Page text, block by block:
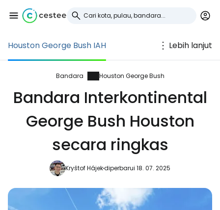
Houston George Bush IAH Lebih lanjut
Bandara Houston George Bush
Bandara Interkontinental
George Bush Houston
secara ringkas
Kryštof Hájekdiperbarui 18. 07. 2025
Masuk ke Cestee
... komunitas perjalanan di seluruh dunia
Lanjutkan dengan Facebook
Lanjutkan dengan email